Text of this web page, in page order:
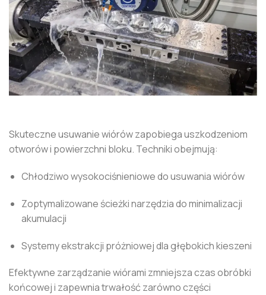
Skuteczne usuwanie wiórów zapobiega uszkodzeniom
otworów i powierzchni bloku. Techniki obejmują:
Chłodziwo wysokociśnieniowe do usuwania wiórów
Zoptymalizowane ścieżki narzędzia do minimalizacji
akumulacji
Systemy ekstrakcji próżniowej dla głębokich kieszeni
Efektywne zarządzanie wiórami zmniejsza czas obróbki
końcowej i zapewnia trwałość zarówno części